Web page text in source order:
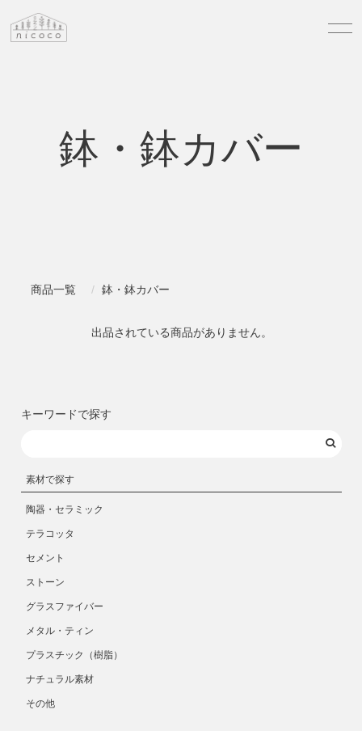
鉢・鉢カバー
商品一覧 鉢・鉢カバー
出品されている商品がありません。
キーワードで探す
素材で探す
陶器・セラミック
テラコッタ
セメント
ストーン
グラスファイバー
メタル・ティン
プラスチック（樹脂）
ナチュラル素材
その他